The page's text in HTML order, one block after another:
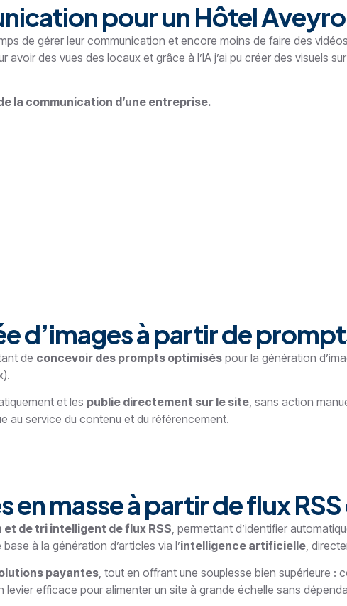
pour un Hôtel
de gérer leur communication et encore moins de faire des
des vues des locaux et grâce à l’IA j’ai pu créer des visuels
la communication d’une entreprise.
d’images à partir de
de concevoir des prompts optimisés pour la génération
et les publie directement sur le site, sans action
au service du contenu et du référencement.
en masse à partir de flux
de tri intelligent de flux RSS , permettant d’identifier
à la génération d’articles via l’intelligence artificielle ,
payantes, tout en offrant une souplesse bien supérieure
efficace pour alimenter un site à grande échelle sans